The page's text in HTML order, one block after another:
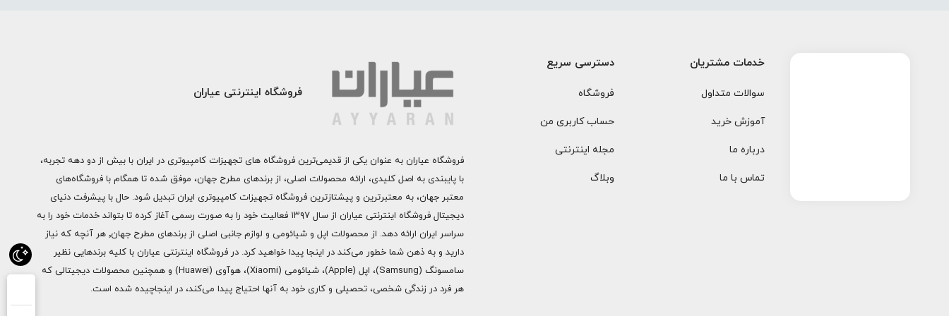
خدمات مشتریان
سوالات متداول
آموزش خرید
درباره ما
تماس با ما
دسترسی سریع
فروشگاه
حساب کاربری من
مجله اینترنتی
وبلاگ
فروشگاه اینترنتی عیاران
فروشگاه عیاران به عنوان یکی از قدیمی‌ترین فروشگاه های تجهیزات کامپیوتری در ایران با بیش از دو دهه تجربه،
با پایبندی به اصل کلیدی، ارائه محصولات اصلی، از برندهای مطرح جهان، موفق شده تا همگام با فروشگاه‌های
معتبر جهان، به معتبرترین و پیشتازترین فروشگاه تجهیزات کامپیوتری ایران تبدیل شود. حال با پیشرفت دنیای
دیجیتال فروشگاه اینترنتی عیاران از سال ۱۳۹۷ فعالیت خود را به صورت رسمی آغاز کرده تا بتواند خدمات خود را به
سراسر ایران ارائه دهد. از محصولات اپل و شیائومی و لوازم جانبی اصلی از برندهای مطرح جهان٬ هر آنچه که نیاز
دارید و به ذهن شما خطور می‌کند در اینجا پیدا خواهید کرد. در فروشگاه اینترنتی عیاران با کلیه برندهایی نظیر
سامسونگ (Samsung)، اپل (Apple)، شیائومی (Xiaomi)، هوآوی (Huawei) و همچنین محصولات دیجیتالی که
هر فرد در زندگی شخصی، تحصیلی و کاری خود به آنها احتیاج پیدا می‌کند، در اینجاچیده شده است.